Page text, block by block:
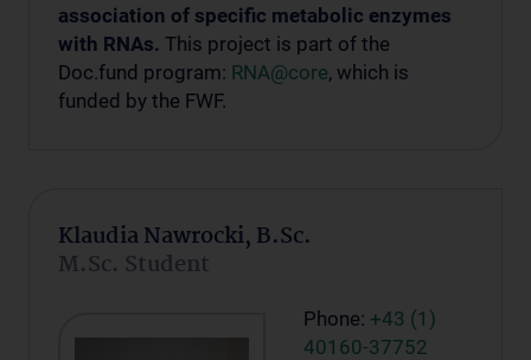
association of specific metabolic enzymes
with RNAs. This project is part of the
Doc.fund program: RNA@core, which is
funded by the FWF.
Klaudia Nawrocki, B.Sc.
M.Sc. Student
Phone: +43 (1)
40160-37752